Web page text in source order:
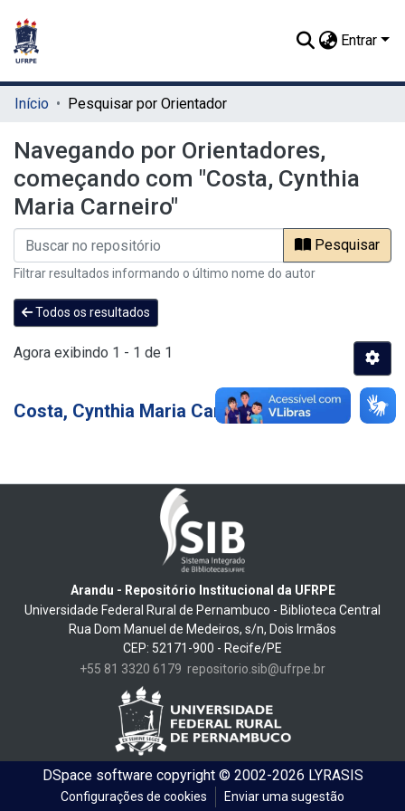
Entrar
Início Pesquisar por Orientador
Navegando por Orientadores,
começando com "Costa, Cynthia
Maria Carneiro"
Pesquisar
Filtrar resultados informando o último nome do autor
Todos os resultados
Agora exibindo 1 - 1 de 1
Costa, Cynthia Maria Carneiro 4
Arandu - Repositório Institucional da UFRPE
Universidade Federal Rural de Pernambuco - Biblioteca Central
Rua Dom Manuel de Medeiros, s/n, Dois Irmãos
CEP: 52171-900 - Recife/PE
+55 81 3320 6179 repositorio.sib@ufrpe.br
DSpace softwarecopyright © 2002-2026 LYRASIS
Configurações de cookies Enviar uma sugestão